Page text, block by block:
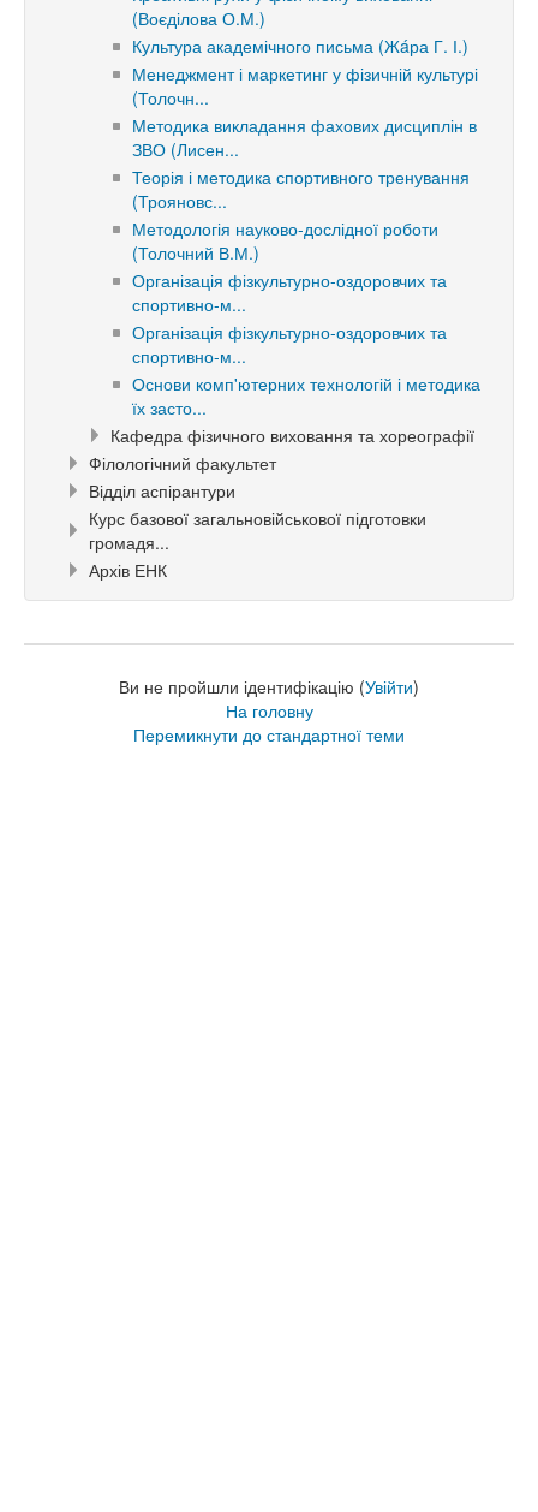
(Воєділова О.М.)
Культура академічного письма (Жáра Г. І.)
Менеджмент і маркетинг у фізичній культурі
(Толочн...
Методика викладання фахових дисциплін в
ЗВО (Лисен...
Теорія і методика спортивного тренування
(Трояновс...
Методологія науково-дослідної роботи
(Толочний В.М.)
Організація фізкультурно-оздоровчих та
спортивно-м...
Організація фізкультурно-оздоровчих та
спортивно-м...
Основи комп'ютерних технологій і методика
їх засто...
Кафедра фізичного виховання та хореографії
Філологічний факультет
Відділ аспірантури
Курс базової загальновійськової підготовки
громадя...
Архів ЕНК
Ви не пройшли ідентифікацію (Увійти)
На головну
Перемикнути до стандартної теми